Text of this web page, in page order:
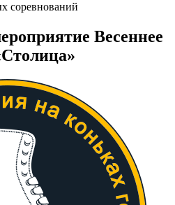
соревнований
Весеннее